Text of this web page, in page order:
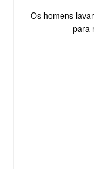
Os homens
para